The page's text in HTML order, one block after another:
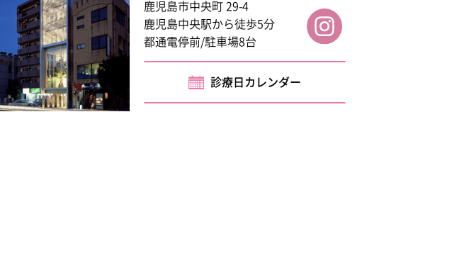
鹿児島市中央町 29-4
鹿児島中央駅から徒歩5分
都通電停前/駐車場8台
診療日カレンダー